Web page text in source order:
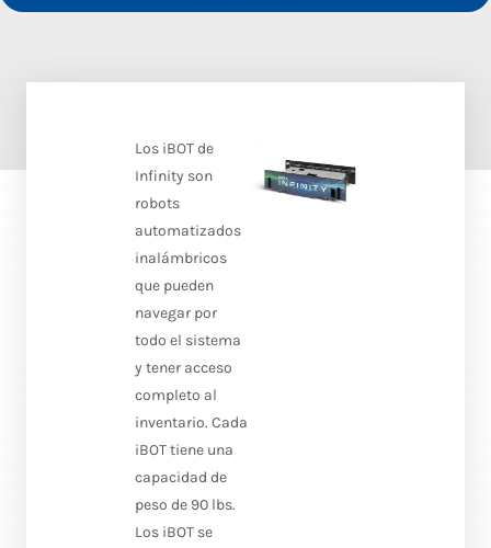
Los iBOT de
Infinity son
robots
automatizados
inalámbricos
que pueden
navegar por
todo el sistema
y tener acceso
completo al
inventario. Cada
iBOT tiene una
capacidad de
peso de 90 lbs.
Los iBOT se